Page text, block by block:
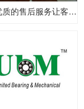
贵州优质的售后服务让客户放心